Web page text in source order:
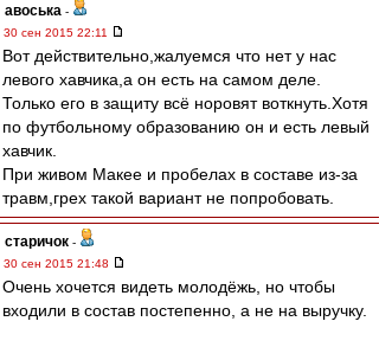
авоська -
30 сен 2015 22:11
Вот действительно,жалуемся что нет у нас
левого хавчика,а он есть на самом деле.
Только его в защиту всё норовят воткнуть.Хотя
по футбольному образованию он и есть левый
хавчик.
При живом Макее и пробелах в составе из-за
травм,грех такой вариант не попробовать.
старичок -
30 сен 2015 21:48
Очень хочется видеть молодёжь, но чтобы
входили в состав постепенно, а не на выручку.